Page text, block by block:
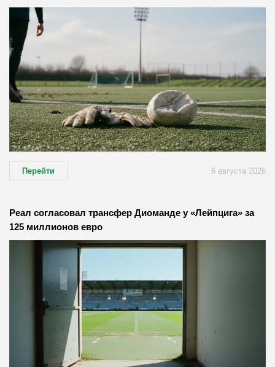
Перейти 6 августа 2026
Реал согласовал трансфер Диоманде у «Лейпцига» за
125 миллионов евро